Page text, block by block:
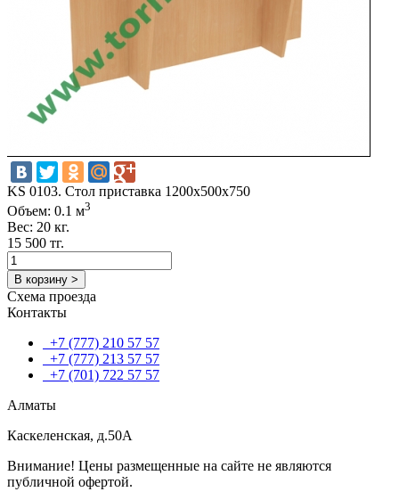
KS 0103. Стол приставка 1200х500х750
Объем: 0.1 м3
Вес: 20 кг.
15 500 тг.
В корзину >
Схема проезда
Контакты
+7 (777) 210 57 57
+7 (777) 213 57 57
+7 (701) 722 57 57
Алматы
Каскеленская, д.50А
Внимание! Цены размещенные на сайте не являются
публичной офертой.